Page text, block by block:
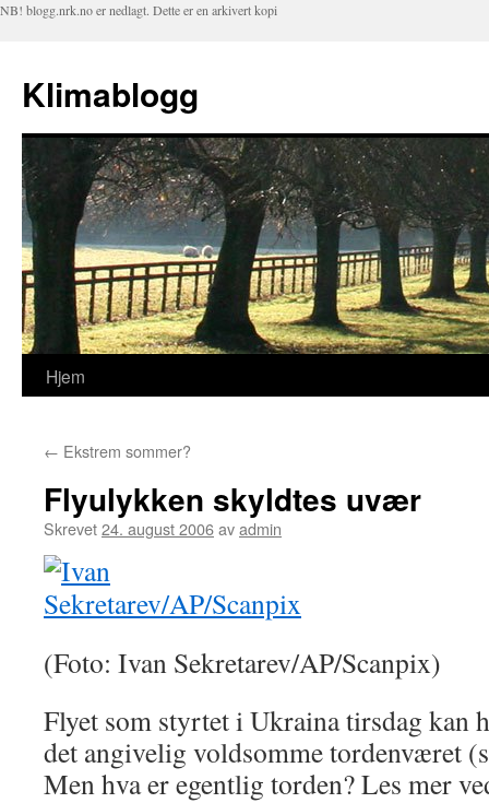
NB! blogg.nrk.no er nedlagt. Dette er en arkivert kopi
Klimablogg
Hopp
innhold
Hjem
← Ekstrem sommer?
Flyulykken skyldtes uvær
Skrevet24. august 2006avadmin
(Foto: Ivan Sekretarev/AP/Scanpix)
Flyet som styrtet i Ukraina tirsdag kan
det angivelig voldsomme tordenværet
Men hva er egentlig torden? Les mer